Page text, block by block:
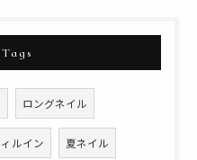
Tags
ロングネイル
ルイン 夏ネイル